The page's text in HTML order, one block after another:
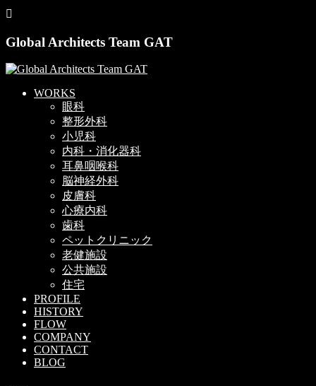
Global Architects Team GAT
WORKS
眼科
整形外科
小児科
内科・消化器科
耳鼻咽喉科
脳神経外科
皮膚科
心療内科
歯科
ペットクリニック
老健施設
公共施設
住宅
PROFILE
HISTORY
FLOW
COMPANY
CONTACT
BLOG